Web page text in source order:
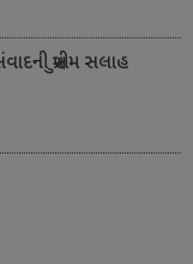
સુપ્રીમ સલાહ